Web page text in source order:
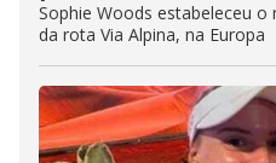
Sophie Woods estabeleceu
da rota Via Alpina, na Europa